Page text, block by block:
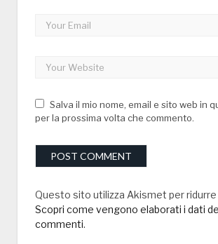
Salva il mio nome, email e sito web in
per la prossima volta che commento.
Questo sito utilizza Akismet per ridurre
Scopri come vengono elaborati i dati
commenti.